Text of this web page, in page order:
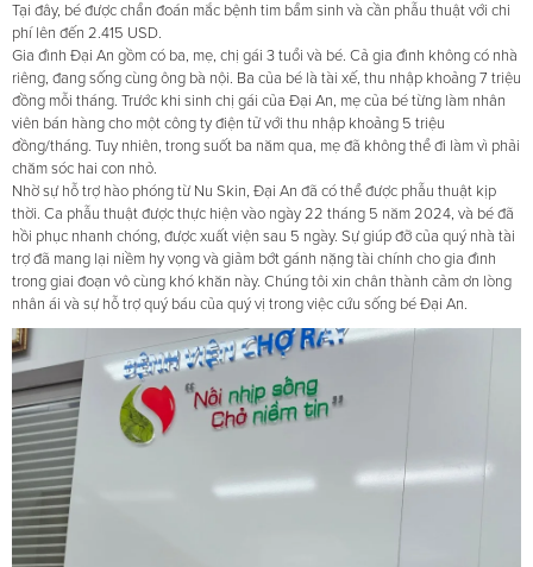
Tại đây, bé được chẩn đoán mắc bệnh tim bẩm sinh và cần phẫu thuật với chi
phí lên đến 2.415 USD.
Gia đình Đại An gồm có ba, mẹ, chị gái 3 tuổi và bé. Cả gia đình không có nhà
riêng, đang sống cùng ông bà nội. Ba của bé là tài xế, thu nhập khoảng 7 triệu
đồng mỗi tháng. Trước khi sinh chị gái của Đại An, mẹ của bé từng làm nhân
viên bán hàng cho một công ty điện tử với thu nhập khoảng 5 triệu
đồng/tháng. Tuy nhiên, trong suốt ba năm qua, mẹ đã không thể đi làm vì phải
chăm sóc hai con nhỏ.
Nhờ sự hỗ trợ hào phóng từ Nu Skin, Đại An đã có thể được phẫu thuật kịp
thời. Ca phẫu thuật được thực hiện vào ngày 22 tháng 5 năm 2024, và bé đã
hồi phục nhanh chóng, được xuất viện sau 5 ngày. Sự giúp đỡ của quý nhà tài
trợ đã mang lại niềm hy vọng và giảm bớt gánh nặng tài chính cho gia đình
trong giai đoạn vô cùng khó khăn này. Chúng tôi xin chân thành cảm ơn lòng
nhân ái và sự hỗ trợ quý báu của quý vị trong việc cứu sống bé Đại An.